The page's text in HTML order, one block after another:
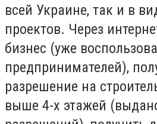
всей Украине, так и в
проектов. Через
бизнес (уже
предпринимателей),
разрешение на
выше 4-х этажей